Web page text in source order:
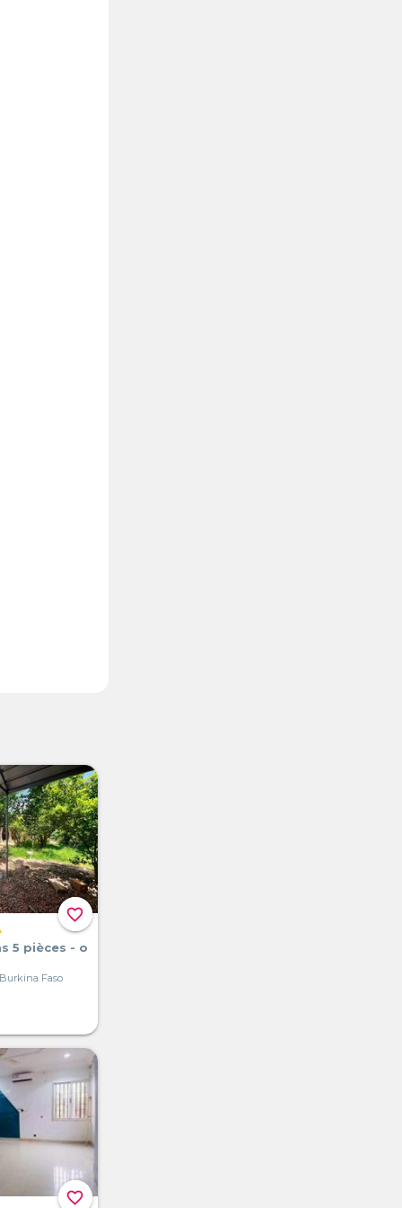
favorite_border
5 pièces - o
Faso
favorite_border